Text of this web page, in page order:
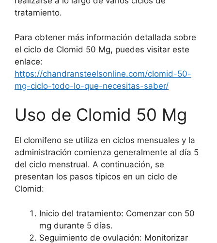
tratamiento.
Para obtener más información detallada sobre
el ciclo de Clomid 50 Mg, puedes visitar este
enlace:
https://chandransteelsonline.com/clomid-50-
mg-ciclo-todo-lo-que-necesitas-saber/
Uso de Clomid 50 Mg
El clomifeno se utiliza en ciclos mensuales y la
administración comienza generalmente al día 5
del ciclo menstrual. A continuación, se
presentan los pasos típicos en un ciclo de
Clomid:
Inicio del tratamiento: Comenzar con 50
mg durante 5 días.
Seguimiento de ovulación: Monitorizar